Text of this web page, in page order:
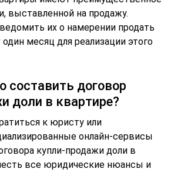
выставленной на продажу.
их о намерении продать
месяц для реализации этого
составить договор
доли в квартире?
к юристу или
онлайн-сервисы
купли-продажи доли в
все юридические нюансы и